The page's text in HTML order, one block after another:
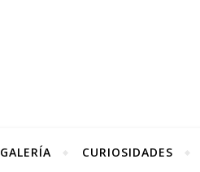
GALERÍA CURIOSIDADES